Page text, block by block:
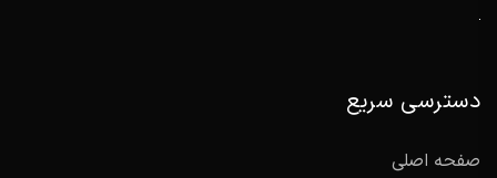
دسترسی سریع
صفحه اصلی